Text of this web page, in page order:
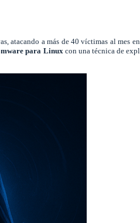
atacando a más de 40 víctimas al mes
para Linuxcon una técnica de